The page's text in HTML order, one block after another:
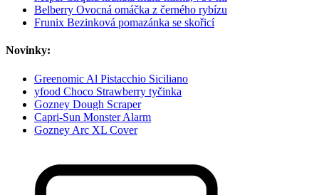
Belberry Ovocná omáčka z černého rybízu
Frunix Bezinková pomazánka se skořicí
Novinky:
Greenomic Al Pistacchio Siciliano
yfood Choco Strawberry tyčinka
Gozney Dough Scraper
Capri-Sun Monster Alarm
Gozney Arc XL Cover